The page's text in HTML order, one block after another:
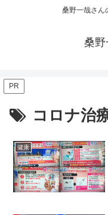
桑野一哉さん
桑野
PR
コロナ治
健康